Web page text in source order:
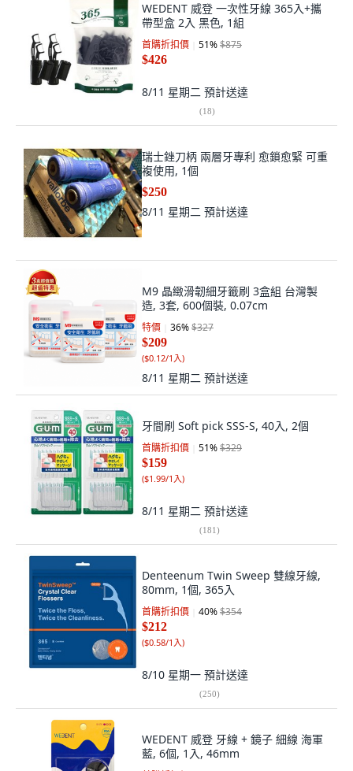
WEDENT 威登 一次性牙線 365入+攜
帶型盒 2入 黑色, 1組
首購折扣價 51%$875
$426
8/11 星期二 預計送達
(18)
瑞士銼刀柄 兩層牙專利 愈鎖愈緊 可重
複使用, 1個
$250
8/11 星期二 預計送達
M9 晶緻滑韌細牙籤刷 3盒組 台灣製
造, 3套, 600個裝, 0.07cm
特價 36%$327
$209
($0.12/1入)
8/11 星期二 預計送達
牙間刷 Soft pick SSS-S, 40入, 2個
首購折扣價 51%$329
$159
($1.99/1入)
8/11 星期二 預計送達
(181)
Denteenum Twin Sweep 雙線牙線,
80mm, 1個, 365入
首購折扣價 40%$354
$212
($0.58/1入)
8/10 星期一 預計送達
(250)
WEDENT 威登 牙線 + 鏡子 細線 海軍
藍, 6個, 1入, 46mm